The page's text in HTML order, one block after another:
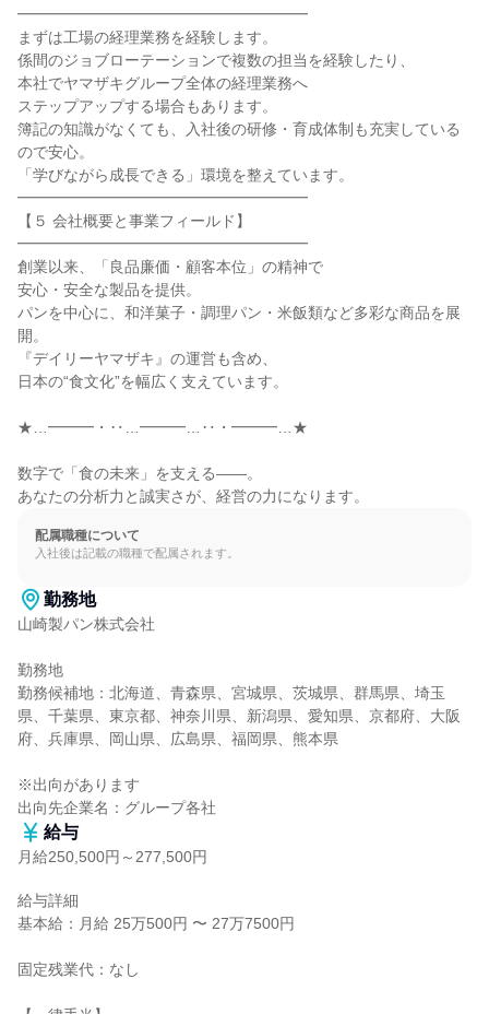
━━━━━━━━━━━━━━━━━━━
まずは工場の経理業務を経験します。
係間のジョブローテーションで複数の担当を経験したり、
本社でヤマザキグループ全体の経理業務へ
ステップアップする場合もあります。
簿記の知識がなくても、入社後の研修・育成体制も充実している
ので安心。
「学びながら成長できる」環境を整えています。
━━━━━━━━━━━━━━━━━━━
【５ 会社概要と事業フィールド】
━━━━━━━━━━━━━━━━━━━
創業以来、「良品廉価・顧客本位」の精神で
安心・安全な製品を提供。
パンを中心に、和洋菓子・調理パン・米飯類など多彩な商品を展
開。
『デイリーヤマザキ』の運営も含め、
日本の“食文化”を幅広く支えています。
★…━━━・‥…━━━…‥・━━━…★
数字で「食の未来」を支える――。
あなたの分析力と誠実さが、経営の力になります。
配属職種について
入社後は記載の職種で配属されます。
勤務地
山崎製パン株式会社
勤務地
勤務候補地：北海道、青森県、宮城県、茨城県、群馬県、埼玉
県、千葉県、東京都、神奈川県、新潟県、愛知県、京都府、大阪
府、兵庫県、岡山県、広島県、福岡県、熊本県
※出向があります
出向先企業名：グループ各社
給与
月給250,500円～277,500円
給与詳細
基本給：月給 25万500円 〜 27万7500円
固定残業代：なし